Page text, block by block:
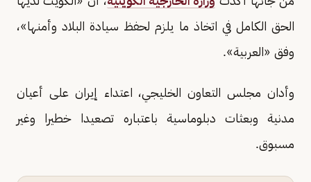
الحق الكامل في اتخاذ ما يلزم لحفظ سيادة البلاد وأمنها»،
وفق «العربية».
وأدان مجلس التعاون الخليجي، اعتداء إيران على أعيان
مدنية وبعثات دبلوماسية باعتباره تصعيدا خطيرا وغير
مسبوق.